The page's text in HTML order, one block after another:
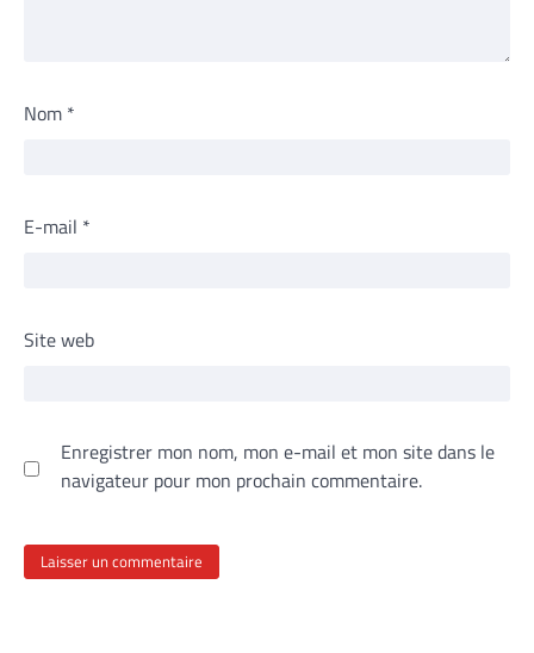
Nom *
E-mail *
Site web
Enregistrer mon nom, mon e-mail et mon site dans le
navigateur pour mon prochain commentaire.